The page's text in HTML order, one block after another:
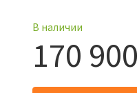
В наличии
170